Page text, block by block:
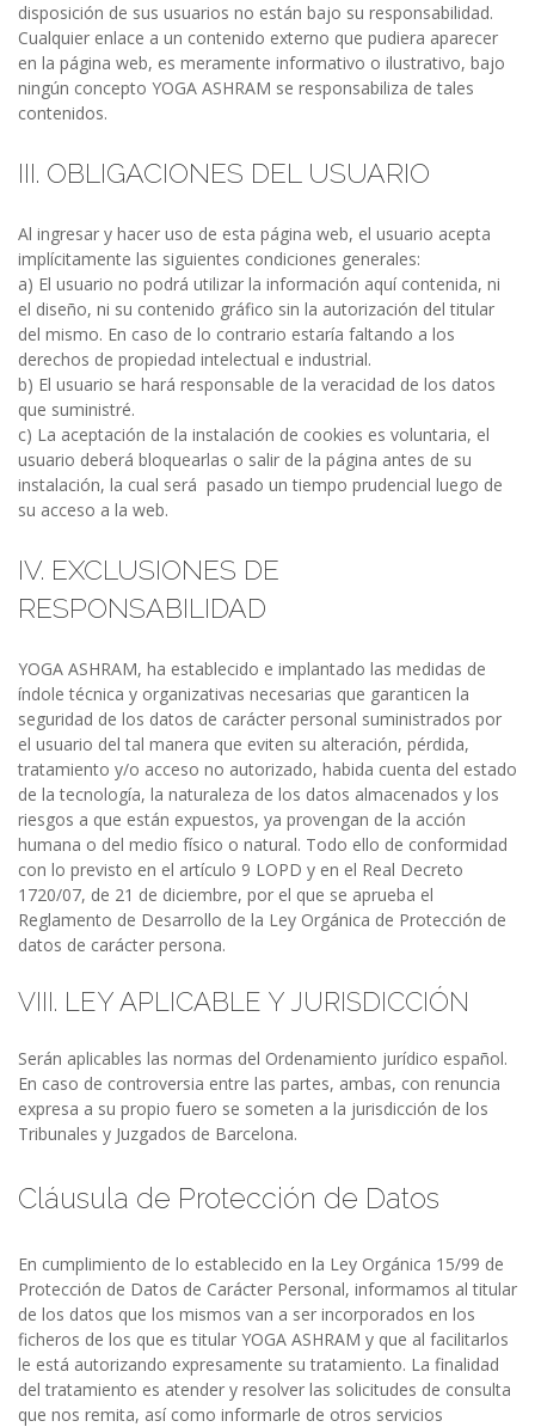
disposición de sus usuarios no están bajo su responsabilidad.
Cualquier enlace a un contenido externo que pudiera aparecer
en la página web, es meramente informativo o ilustrativo, bajo
ningún concepto YOGA ASHRAM se responsabiliza de tales
contenidos.
III. OBLIGACIONES DEL USUARIO
Al ingresar y hacer uso de esta página web, el usuario acepta
implícitamente las siguientes condiciones generales:
a) El usuario no podrá utilizar la información aquí contenida, ni
el diseño, ni su contenido gráfico sin la autorización del titular
del mismo. En caso de lo contrario estaría faltando a los
derechos de propiedad intelectual e industrial.
b) El usuario se hará responsable de la veracidad de los datos
que suministré.
c) La aceptación de la instalación de cookies es voluntaria, el
usuario deberá bloquearlas o salir de la página antes de su
instalación, la cual será pasado un tiempo prudencial luego de
su acceso a la web.
IV. EXCLUSIONES DE
RESPONSABILIDAD
YOGA ASHRAM, ha establecido e implantado las medidas de
índole técnica y organizativas necesarias que garanticen la
seguridad de los datos de carácter personal suministrados por
el usuario del tal manera que eviten su alteración, pérdida,
tratamiento y/o acceso no autorizado, habida cuenta del estado
de la tecnología, la naturaleza de los datos almacenados y los
riesgos a que están expuestos, ya provengan de la acción
humana o del medio físico o natural. Todo ello de conformidad
con lo previsto en el artículo 9 LOPD y en el Real Decreto
1720/07, de 21 de diciembre, por el que se aprueba el
Reglamento de Desarrollo de la Ley Orgánica de Protección de
datos de carácter persona.
VIII. LEY APLICABLE Y JURISDICCIÓN
Serán aplicables las normas del Ordenamiento jurídico español.
En caso de controversia entre las partes, ambas, con renuncia
expresa a su propio fuero se someten a la jurisdicción de los
Tribunales y Juzgados de Barcelona.
Cláusula de Protección de Datos
En cumplimiento de lo establecido en la Ley Orgánica 15/99 de
Protección de Datos de Carácter Personal, informamos al titular
de los datos que los mismos van a ser incorporados en los
ficheros de los que es titular YOGA ASHRAM y que al facilitarlos
le está autorizando expresamente su tratamiento. La finalidad
del tratamiento es atender y resolver las solicitudes de consulta
que nos remita, así como informarle de otros servicios